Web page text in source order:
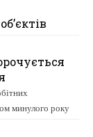
минулого року